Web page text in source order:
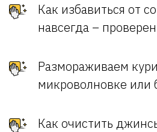
Как избавиться от
навсегда –
Размораживаем
микроволновке или
Как очистить